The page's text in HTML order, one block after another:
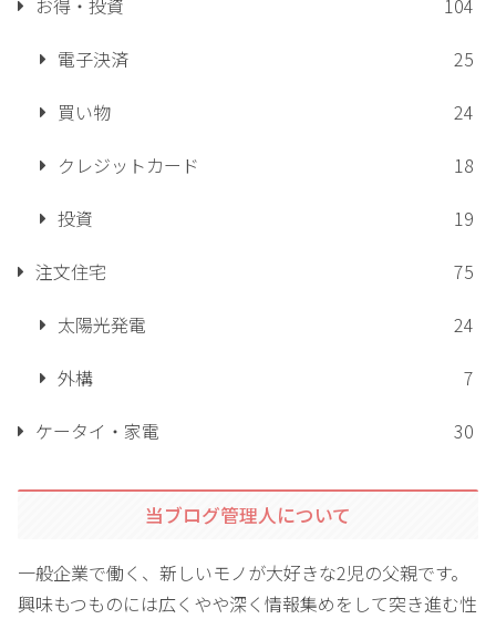
お得・投資
104
電子決済
25
買い物
24
クレジットカード
18
投資
19
注文住宅
75
太陽光発電
24
外構
7
ケータイ・家電
30
当ブログ管理人について
一般企業で働く、新しいモノが大好きな2児の父親です。
興味もつものには広くやや深く情報集めをして突き進む性